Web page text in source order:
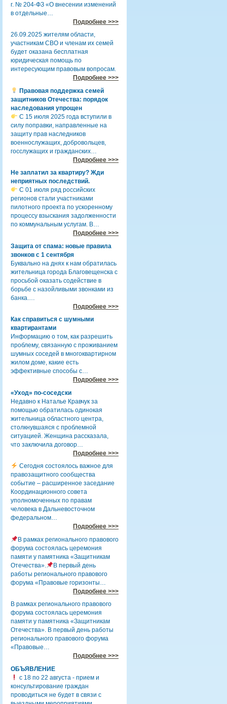
г. № 204-ФЗ «О внесении изменений
в отдельные…
Подробнее >>>
26.09.2025 жителям области,
участникам СВО и членам их семей
будет оказана бесплатная
юридическая помощь по
интересующим правовым вопросам.
Подробнее >>>
Правовая поддержка семей
защитников Отечества: порядок
наследования упрощен
С 15 июля 2025 года вступили в
силу поправки, направленные на
защиту прав наследников
военнослужащих, добровольцев,
госслужащих и гражданских…
Подробнее >>>
Не заплатил за квартиру? Жди
неприятных последствий.
С 01 июля ряд российских
регионов стали участниками
пилотного проекта по ускоренному
процессу взыскания задолженности
по коммунальным услугам. В…
Подробнее >>>
Защита от спама: новые правила
звонков с 1 сентября
Буквально на днях к нам обратилась
жительница города Благовещенска с
просьбой оказать содействие в
борьбе с назойливыми звонками из
банка.…
Подробнее >>>
Как справиться с шумными
квартирантами
Информацию о том, как разрешить
проблему, связанную с проживанием
шумных соседей в многоквартирном
жилом доме, какие есть
эффективные способы с…
Подробнее >>>
«Уход» по-соседски
Недавно к Наталье Кравчук за
помощью обратилась одинокая
жительница областного центра,
столкнувшаяся с проблемной
ситуацией. Женщина рассказала,
что заключила договор…
Подробнее >>>
Сегодня состоялось важное для
правозащитного сообщества
событие – расширенное заседание
Координационного совета
уполномоченных по правам
человека в Дальневосточном
федеральном…
Подробнее >>>
В рамках регионального правового
форума состоялась церемония
памяти у памятника «Защитникам
Отечества».
В первый день
работы регионального правового
форума «Правовые горизонты…
Подробнее >>>
В рамках регионального правового
форума состоялась церемония
памяти у памятника «Защитникам
Отечества». В первый день работы
регионального правового форума
«Правовые…
Подробнее >>>
ОБЪЯВЛЕНИЕ
с 18 по 22 августа - прием и
консультирование граждан
проводиться не будет в связи с